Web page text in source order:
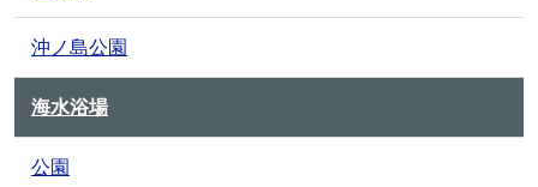
沖ノ島公園
海水浴場
公園